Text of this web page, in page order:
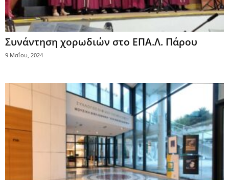
Συνάντηση χορωδιών στο ΕΠΑ.Λ. Πάρου
9 Μαΐου, 2024